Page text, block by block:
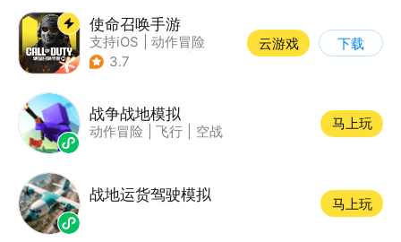
使命召唤手游
支持iOS
动作冒险
| 第一人称射击
3.7
云游戏 下载
战争战地模拟
动作冒险 飞行 空战
马上玩
战地运货驾驶模拟
马上玩